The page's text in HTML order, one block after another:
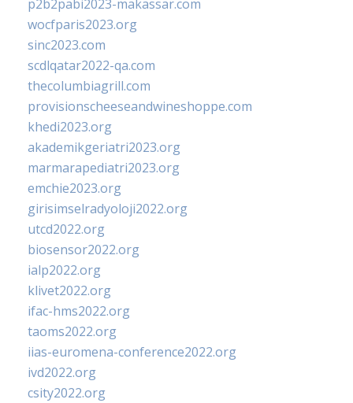
p2b2pabi2023-makassar.com
wocfparis2023.org
sinc2023.com
scdlqatar2022-qa.com
thecolumbiagrill.com
provisionscheeseandwineshoppe.com
khedi2023.org
akademikgeriatri2023.org
marmarapediatri2023.org
emchie2023.org
girisimselradyoloji2022.org
utcd2022.org
biosensor2022.org
ialp2022.org
klivet2022.org
ifac-hms2022.org
taoms2022.org
iias-euromena-conference2022.org
ivd2022.org
csity2022.org